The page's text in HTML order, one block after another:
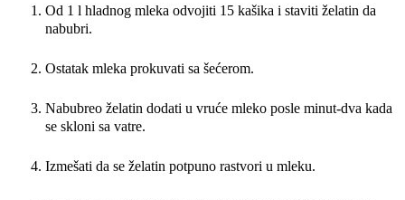
Od 1 l hladnog mleka odvojiti 15 kašika i staviti želatin da
nabubri.
Ostatak mleka prokuvati sa šećerom.
Nabubreo želatin dodati u vruće mleko posle minut-dva kada
se skloni sa vatre.
Izmešati da se želatin potpuno rastvori u mleku.